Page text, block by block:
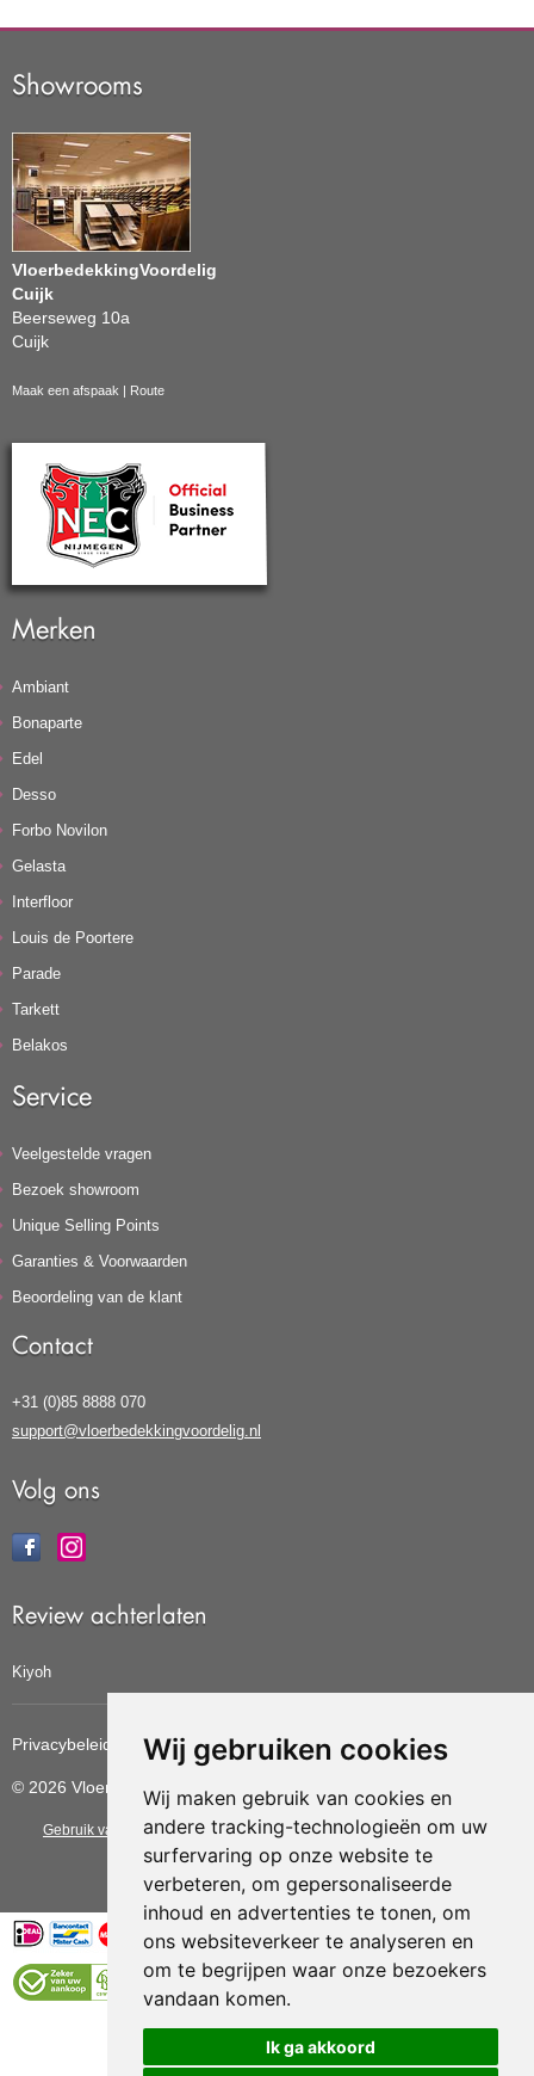
Wij gebruiken cookies
Wij maken gebruik van cookies en
andere tracking-technologieën om uw
surfervaring op onze website te
verbeteren, om gepersonaliseerde
inhoud en advertenties te tonen, om
ons websiteverkeer te analyseren en
om te begrijpen waar onze bezoekers
vandaan komen.
Ik ga akkoord
Showrooms
VloerbedekkingVoordelig
Cuijk
Beerseweg 10a
Cuijk
Maak een afspaak | Route
Merken
Ambiant
Bonaparte
Edel
Desso
Forbo Novilon
Gelasta
Interfloor
Louis de Poortere
Parade
Tarkett
Belakos
Service
Veelgestelde vragen
Bezoek showroom
Unique Selling Points
Garanties & Voorwaarden
Beoordeling van de klant
Contact
+31 (0)85 8888 070
support@vloerbedekkingvoordelig.nl
Volg ons
Review achterlaten
Kiyoh
Privacybeleid Cookiebeleid Update cookies voorkeuren
© 2026 Vloerbedekkingvoordelig
Gebruik van deze site betekent dat u dealgemene voorwaarden van CBW
Vloerenvoordelig.nl is een onderdeel van